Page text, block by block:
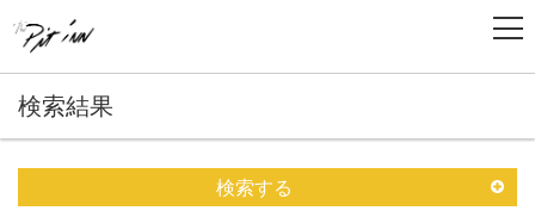
検索結果
検索する